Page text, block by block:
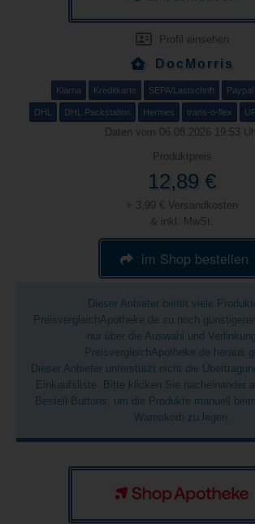
Profil einsehen
DocMorris
Klarna Kreditkarte SEPA/Lastschrift Paypal
DHL DHL Packstation Hermes trans-o-flex
Daten vom 06.08.2026 19:53
Produktpreis
12,89 €
+ 3,99 € Versandkosten
& inkl. MwSt.
im Shop bestellen
Dieser Anbieter bietet viele
PreisvergleichApotheke.de zu noch
nur über die Auswahl und
PreisvergleichApotheke.de heraus
Dieser Anbieter unterstützt nicht die
Einkaufsliste. Bitte klicken Sie nacheinander
Bestell-Buttons, um die Produkte manuell
Warenkorb zu legen.